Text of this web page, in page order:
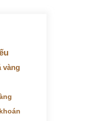
khẩu nhiều
ở Thanh Hoá
Top 10 cổ
vàng